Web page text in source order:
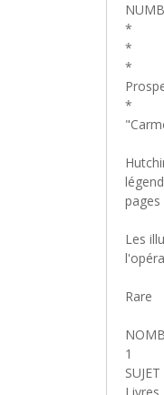
*
*
*
*
Les
Rare
1
SUJET